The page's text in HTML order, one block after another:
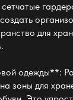
сетчатые
для
одежды**:
зоны для